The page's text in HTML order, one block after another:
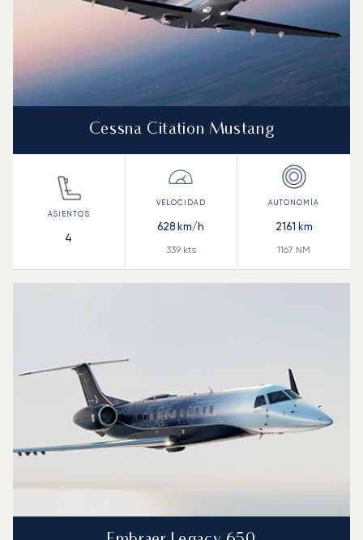
Cessna Citation Mustang
4
628 km/h
339kts
2161 km
1167 NM